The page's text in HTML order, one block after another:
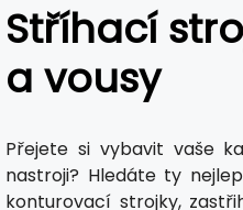
Stříhací
a vousy
Přejete si vybavit vaše
nastroji? Hledáte ty
konturovací strojky,